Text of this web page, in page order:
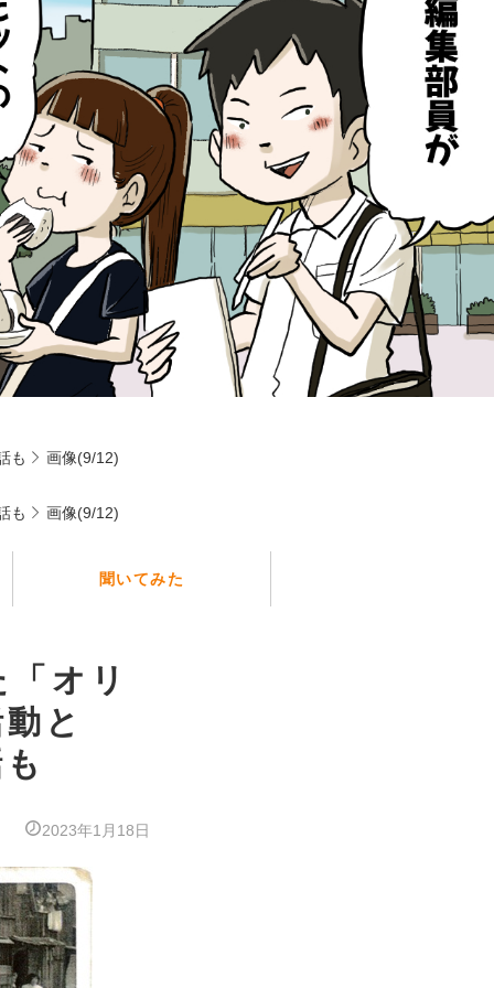
も 画像(9/12)
も 画像(9/12)
聞いてみた
オリ
と
2023年1月18日